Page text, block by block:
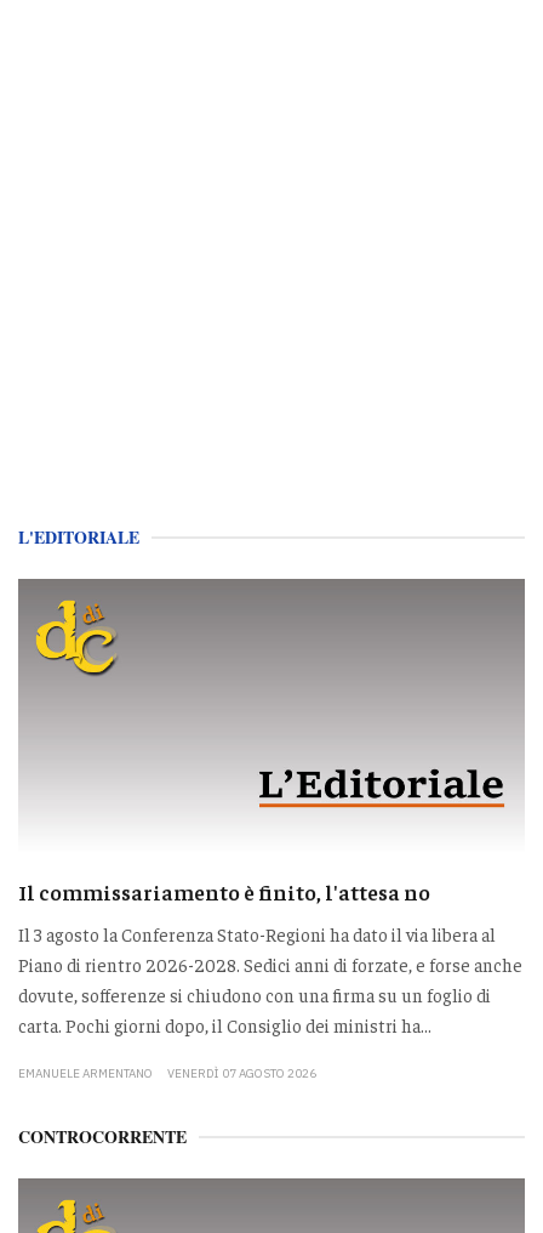
L'EDITORIALE
Il commissariamento è finito, l'attesa no
Il 3 agosto la Conferenza Stato-Regioni ha dato il via libera al
Piano di rientro 2026-2028. Sedici anni di forzate, e forse anche
dovute, sofferenze si chiudono con una firma su un foglio di
carta. Pochi giorni dopo, il Consiglio dei ministri ha...
EMANUELE ARMENTANO VENERDÌ 07 AGOSTO 2026
CONTROCORRENTE